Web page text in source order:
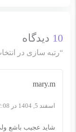
10 دیدگاه
“رتبه سازی در
mary.m
اسفند 5, 1404 در 12:08 ق.ظ
شاید عجیب باشع ولی